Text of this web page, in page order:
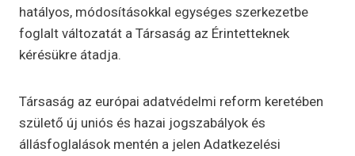
hatályos, módosításokkal egységes szerkezetbe
foglalt változatát a Társaság az Érintetteknek
kérésükre átadja.
Társaság az európai adatvédelmi reform keretében
születő új uniós és hazai jogszabályok és
állásfoglalások mentén a jelen Adatkezelési